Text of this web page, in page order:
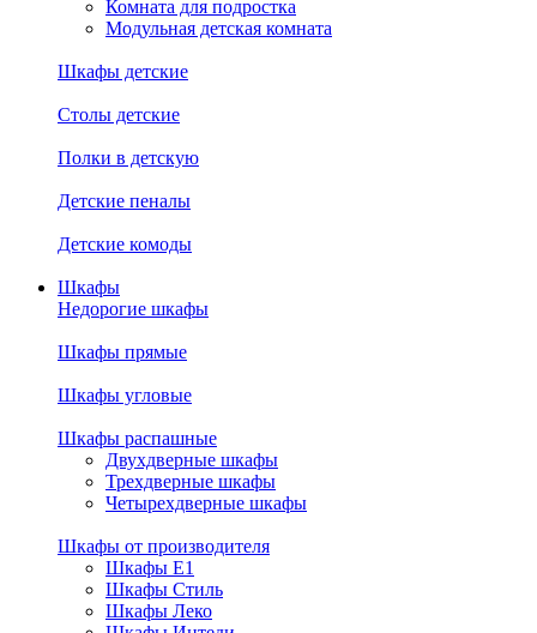
Комната для подростка
Модульная детская комната
Шкафы детские
Столы детские
Полки в детскую
Детские пеналы
Детские комоды
Шкафы
Недорогие шкафы
Шкафы прямые
Шкафы угловые
Шкафы распашные
Двухдверные шкафы
Трехдверные шкафы
Четырехдверные шкафы
Шкафы от производителя
Шкафы E1
Шкафы Стиль
Шкафы Леко